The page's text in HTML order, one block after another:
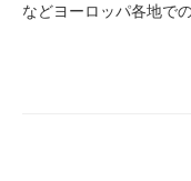
などヨーロッパ各地で